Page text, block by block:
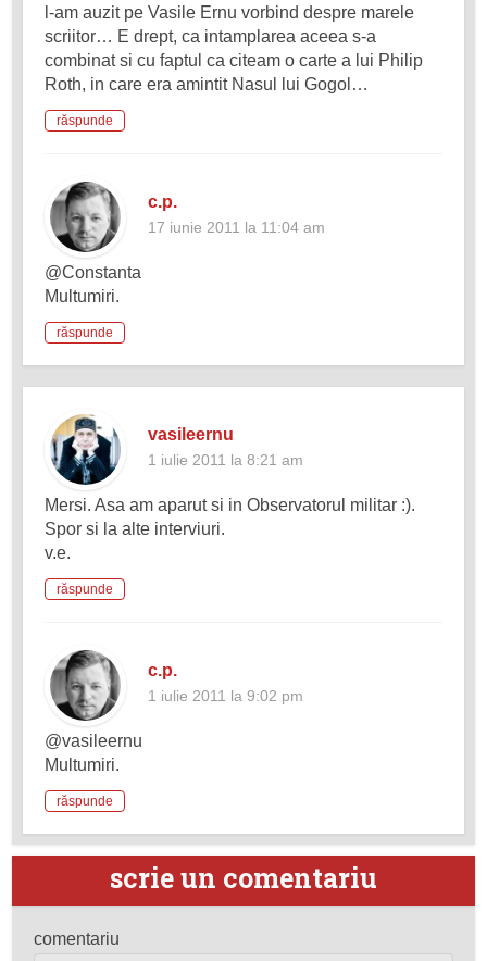
l-am auzit pe Vasile Ernu vorbind despre marele
scriitor… E drept, ca intamplarea aceea s-a
combinat si cu faptul ca citeam o carte a lui Philip
Roth, in care era amintit Nasul lui Gogol…
răspunde
c.p.
17 iunie 2011 la 11:04 am
@Constanta
Multumiri.
răspunde
vasileernu
1 iulie 2011 la 8:21 am
Mersi. Asa am aparut si in Observatorul militar :).
Spor si la alte interviuri.
v.e.
răspunde
c.p.
1 iulie 2011 la 9:02 pm
@vasileernu
Multumiri.
răspunde
scrie un comentariu
comentariu